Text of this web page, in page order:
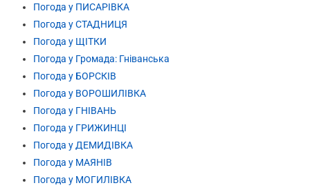
Погода у ПИСАРІВКА
Погода у СТАДНИЦЯ
Погода у ЩІТКИ
Погода у Громада: Гніванська
Погода у БОРСКІВ
Погода у ВОРОШИЛІВКА
Погода у ГНІВАНЬ
Погода у ГРИЖИНЦІ
Погода у ДЕМИДІВКА
Погода у МАЯНІВ
Погода у МОГИЛІВКА